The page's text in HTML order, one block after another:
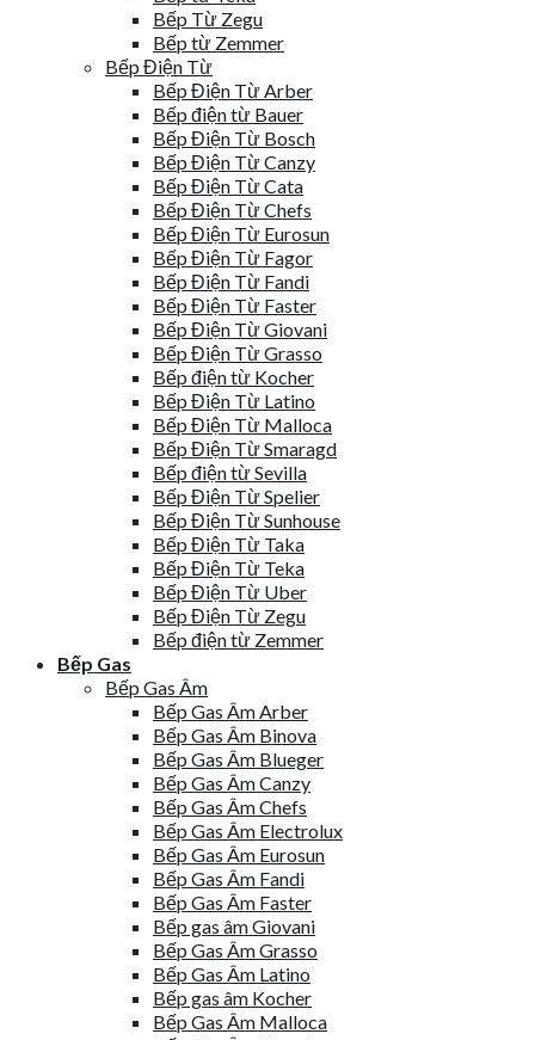
Bếp Từ Zegu
Bếp từ Zemmer
Bếp Điện Từ
Bếp Điện Từ Arber
Bếp điện từ Bauer
Bếp Điện Từ Bosch
Bếp Điện Từ Canzy
Bếp Điện Từ Cata
Bếp Điện Từ Chefs
Bếp Điện Từ Eurosun
Bếp Điện Từ Fagor
Bếp Điện Từ Fandi
Bếp Điện Từ Faster
Bếp Điện Từ Giovani
Bếp Điện Từ Grasso
Bếp điện từ Kocher
Bếp Điện Từ Latino
Bếp Điện Từ Malloca
Bếp Điện Từ Smaragd
Bếp điện từ Sevilla
Bếp Điện Từ Spelier
Bếp Điện Từ Sunhouse
Bếp Điện Từ Taka
Bếp Điện Từ Teka
Bếp Điện Từ Uber
Bếp Điện Từ Zegu
Bếp điện từ Zemmer
Bếp Gas
Bếp Gas Âm
Bếp Gas Âm Arber
Bếp Gas Âm Binova
Bếp Gas Âm Blueger
Bếp Gas Âm Canzy
Bếp Gas Âm Chefs
Bếp Gas Âm Electrolux
Bếp Gas Âm Eurosun
Bếp Gas Âm Fandi
Bếp Gas Âm Faster
Bếp gas âm Giovani
Bếp Gas Âm Grasso
Bếp Gas Âm Latino
Bếp gas âm Kocher
Bếp Gas Âm Malloca